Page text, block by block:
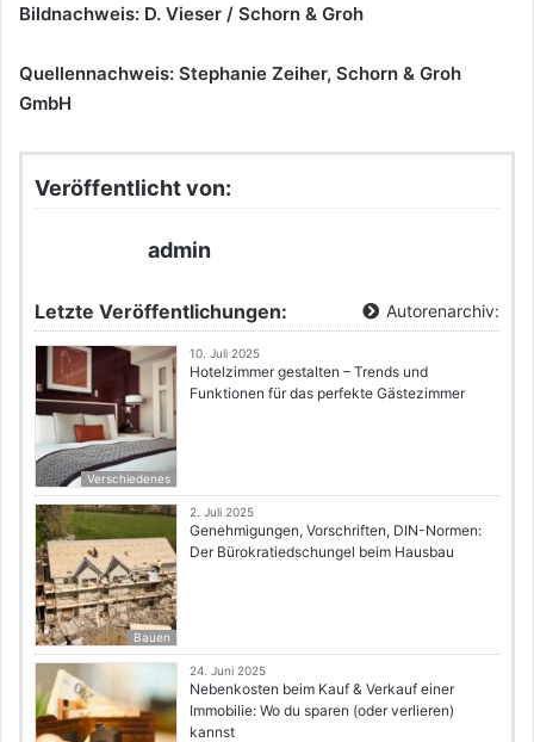
Bildnachweis: D. Vieser / Schorn & Groh
Quellennachweis: Stephanie Zeiher, Schorn & Groh
GmbH
Veröffentlicht von:
admin
Letzte Veröffentlichungen: Autorenarchiv:
Verschiedenes
10. Juli 2025
Hotelzimmer gestalten – Trends und
Funktionen für das perfekte Gästezimmer
Bauen
2. Juli 2025
Genehmigungen, Vorschriften, DIN-Normen:
Der Bürokratiedschungel beim Hausbau
24. Juni 2025
Nebenkosten beim Kauf & Verkauf einer
Immobilie: Wo du sparen (oder verlieren)
kannst